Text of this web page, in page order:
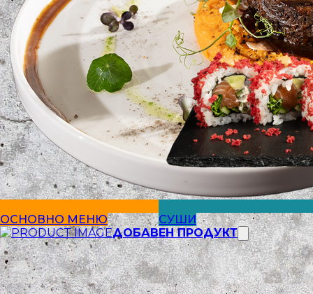
ОСНОВНО МЕНЮ
СУШИ
ДОБАВЕН ПРОДУКТ